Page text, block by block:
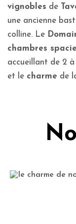
vignobles de
une ancienne
colline. Le
chambres
accueillant de 2
et le charme de